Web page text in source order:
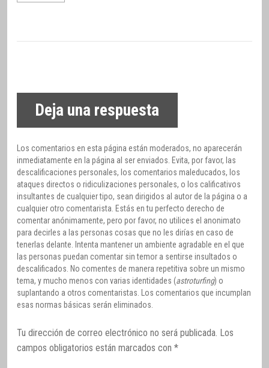
Deja una respuesta
Los comentarios en esta página están moderados, no aparecerán
inmediatamente en la página al ser enviados. Evita, por favor, las
descalificaciones personales, los comentarios maleducados, los
ataques directos o ridiculizaciones personales, o los calificativos
insultantes de cualquier tipo, sean dirigidos al autor de la página o a
cualquier otro comentarista. Estás en tu perfecto derecho de
comentar anónimamente, pero por favor, no utilices el anonimato
para decirles a las personas cosas que no les dirías en caso de
tenerlas delante. Intenta mantener un ambiente agradable en el que
las personas puedan comentar sin temor a sentirse insultados o
descalificados. No comentes de manera repetitiva sobre un mismo
tema, y mucho menos con varias identidades (astroturfing) o
suplantando a otros comentaristas. Los comentarios que incumplan
esas normas básicas serán eliminados.
Tu dirección de correo electrónico no será publicada. Los
campos obligatorios están marcados con *